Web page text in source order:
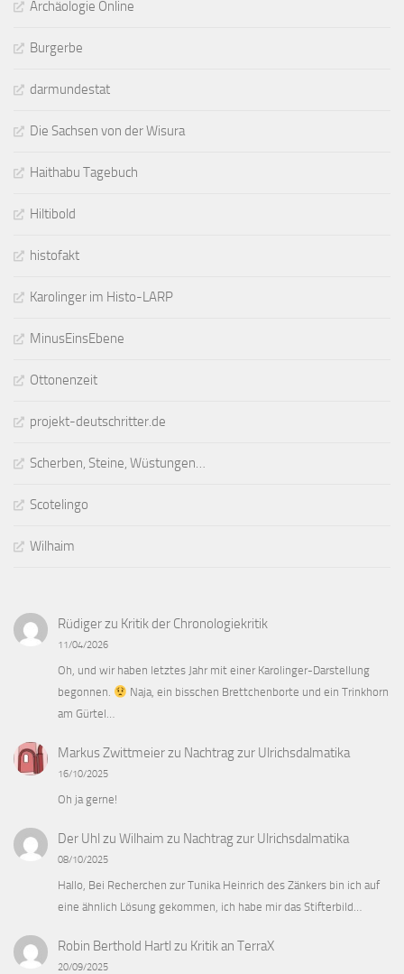
Archäologie Online
Burgerbe
darmundestat
Die Sachsen von der Wisura
Haithabu Tagebuch
Hiltibold
histofakt
Karolinger im Histo-LARP
MinusEinsEbene
Ottonenzeit
projekt-deutschritter.de
Scherben, Steine, Wüstungen…
Scotelingo
Wilhaim
Rüdigerzu Kritik der Chronologiekritik
11/04/2026
Oh, und wir haben letztes Jahr mit einer Karolinger-Darstellung
begonnen.
Naja, ein bisschen Brettchenborte und ein Trinkhorn
am Gürtel…
Markus Zwittmeierzu Nachtrag zur Ulrichsdalmatika
16/10/2025
Oh ja gerne!
Der Uhl zu Wilhaim zu Nachtrag zur Ulrichsdalmatika
08/10/2025
Hallo, Bei Recherchen zur Tunika Heinrich des Zänkers bin ich auf
eine ähnlich Lösung gekommen, ich habe mir das Stifterbild…
Robin Berthold Hartl zu Kritik an TerraX
20/09/2025